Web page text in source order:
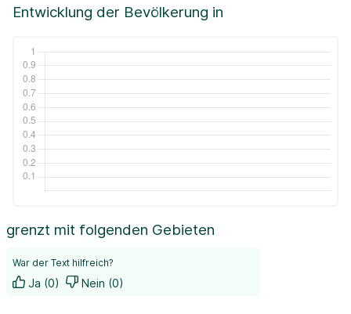
Entwicklung der Bevölkerung in
grenzt mit folgenden Gebieten
War der Text hilfreich?
Ja (0) Nein (0)